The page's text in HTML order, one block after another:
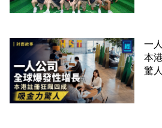
一
本
驚